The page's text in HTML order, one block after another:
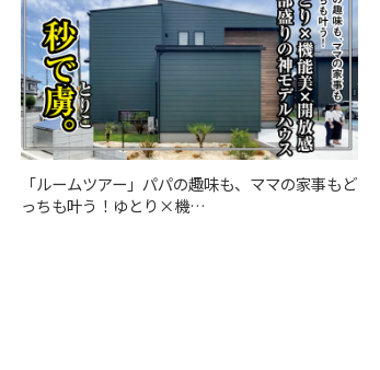
「ルームツアー」パパの趣味も、ママの家事もど
っちも叶う！ゆとり×機…